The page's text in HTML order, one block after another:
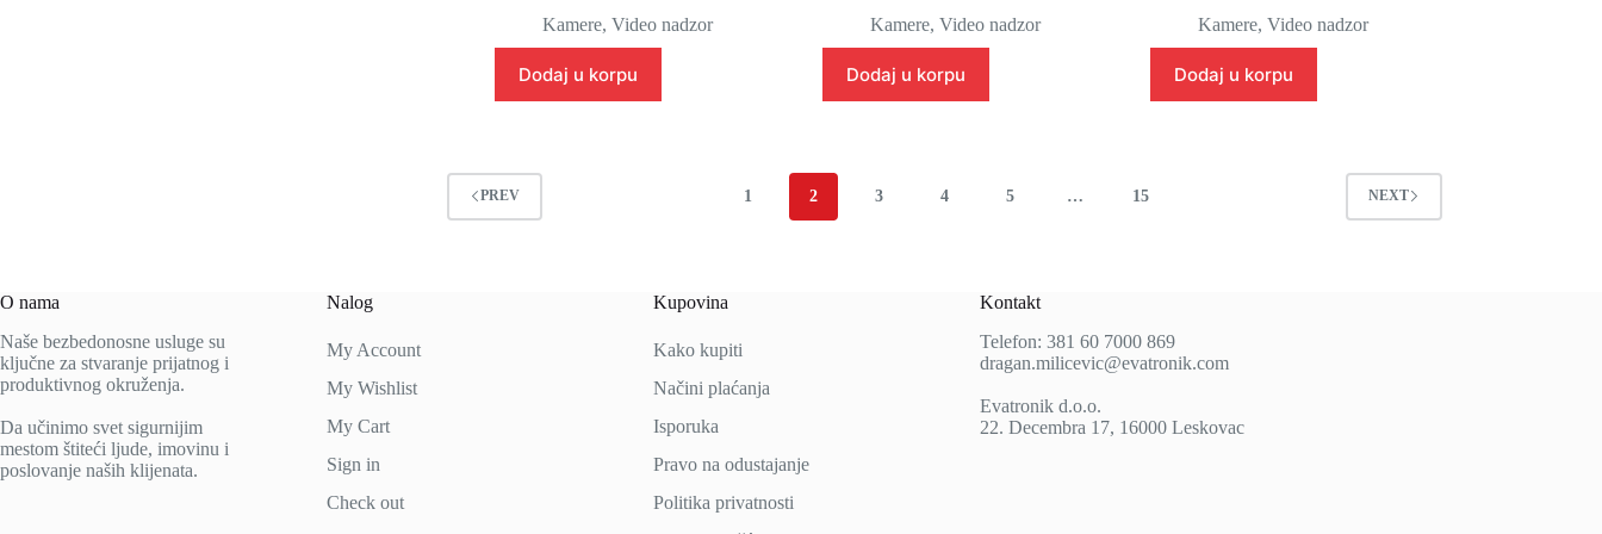
cena
bila:
20.160 rsd.
cena
17.136 rsd.
Kamere, Video nadzor
Dodaj u korpu
cena
bila:
11.520 rsd.
cena
9.792 rsd.
Kamere, Video nadzor
Dodaj u korpu
cena
bila:
5.774 rsd.
cena
4.908 rsd.
Kamere, Video nadzor
Dodaj u korpu
PREV 1 2 3 4 5 … 15 NEXT
O nama
Naše bezbedonosne usluge su
ključne za stvaranje prijatnog i
produktivnog okruženja.
Da učinimo svet sigurnijim
mestom štiteći ljude, imovinu i
poslovanje naših klijenata.
Nalog
My Account
My Wishlist
My Cart
Sign in
Check out
Kupovina
Kako kupiti
Načini plaćanja
Isporuka
Pravo na odustajanje
Politika privatnosti
Kontakt
Telefon: 381 60 7000 869
dragan.milicevic@evatronik.com
Evatronik d.o.o.
22. Decembra 17, 16000 Leskovac